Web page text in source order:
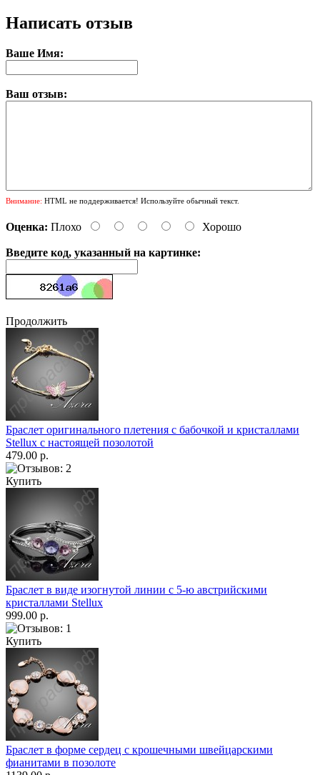
Написать отзыв
Ваше Имя:
Ваш отзыв:
Внимание: HTML не поддерживается! Используйте обычный текст.
Оценка: Плохо Хорошо
Введите код, указанный на картинке:
Продолжить
Браслет оригинального плетения с бабочкой и кристаллами
Stellux с настоящей позолотой
479.00 р.
Купить
Браслет в виде изогнутой линии с 5-ю австрийскими
кристаллами Stellux
999.00 р.
Купить
Браслет в форме сердец с крошечными швейцарскими
фианитами в позолоте